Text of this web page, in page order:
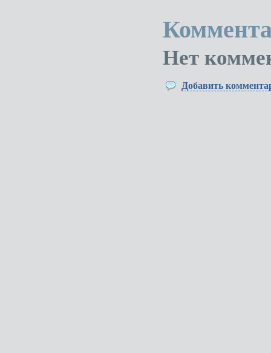
Нет
Добавить